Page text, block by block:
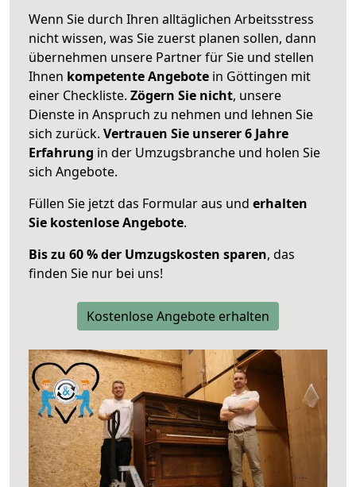
Wenn Sie durch Ihren alltäglichen Arbeitsstress
nicht wissen, was Sie zuerst planen sollen, dann
übernehmen unsere Partner für Sie und stellen
Ihnen kompetente Angebote in Göttingen mit
einer Checkliste. Zögern Sie nicht, unsere
Dienste in Anspruch zu nehmen und lehnen Sie
sich zurück. Vertrauen Sie unserer 6 Jahre
Erfahrung in der Umzugsbranche und holen Sie
sich Angebote.
Füllen Sie jetzt das Formular aus und erhalten
Sie kostenlose Angebote.
Bis zu 60 % der Umzugskosten sparen, das
finden Sie nur bei uns!
Kostenlose Angebote erhalten